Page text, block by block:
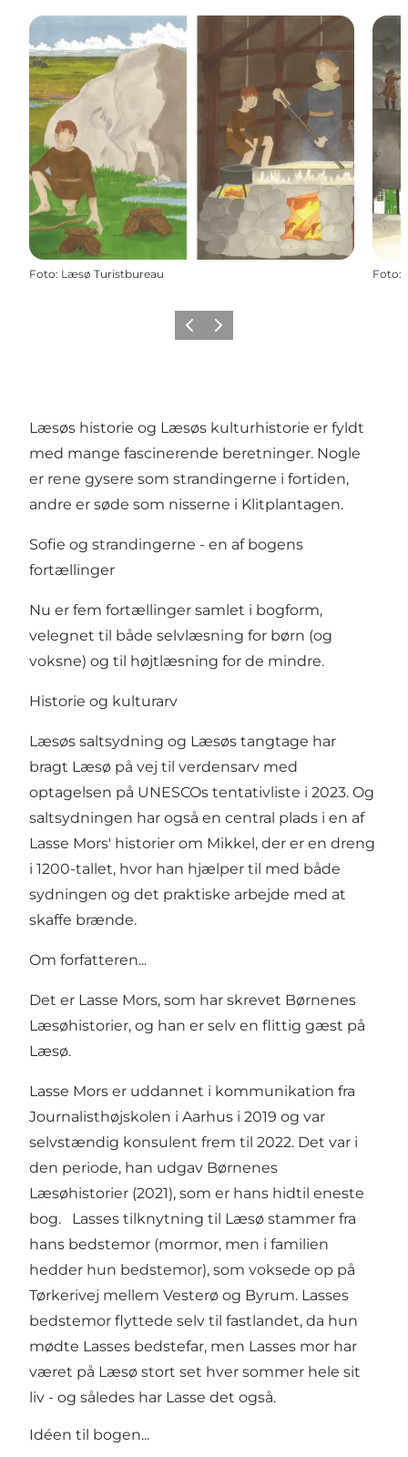
Foto: Læsø Turistbureau Foto:
ForrigeNæste
Læsøs historie og Læsøs kulturhistorie er fyldt
med mange fascinerende beretninger. Nogle
er rene gysere som strandingerne i fortiden,
andre er søde som nisserne i Klitplantagen.
Sofie og strandingerne - en af bogens
fortællinger
Nu er fem fortællinger samlet i bogform,
velegnet til både selvlæsning for børn (og
voksne) og til højtlæsning for de mindre.
Historie og kulturarv
Læsøs saltsydning og Læsøs tangtage har
bragt Læsø på vej til verdensarv med
optagelsen på UNESCOs tentativliste i 2023. Og
saltsydningen har også en central plads i en af
Lasse Mors' historier om Mikkel, der er en dreng
i 1200-tallet, hvor han hjælper til med både
sydningen og det praktiske arbejde med at
skaffe brænde.
Om forfatteren...
Det er Lasse Mors, som har skrevet Børnenes
Læsøhistorier, og han er selv en flittig gæst på
Læsø.
Lasse Mors er uddannet i kommunikation fra
Journalisthøjskolen i Aarhus i 2019 og var
selvstændig konsulent frem til 2022. Det var i
den periode, han udgav Børnenes
Læsøhistorier (2021), som er hans hidtil eneste
bog. Lasses tilknytning til Læsø stammer fra
hans bedstemor (mormor, men i familien
hedder hun bedstemor), som voksede op på
Tørkerivej mellem Vesterø og Byrum. Lasses
bedstemor flyttede selv til fastlandet, da hun
mødte Lasses bedstefar, men Lasses mor har
været på Læsø stort set hver sommer hele sit
liv - og således har Lasse det også.
Idéen til bogen...